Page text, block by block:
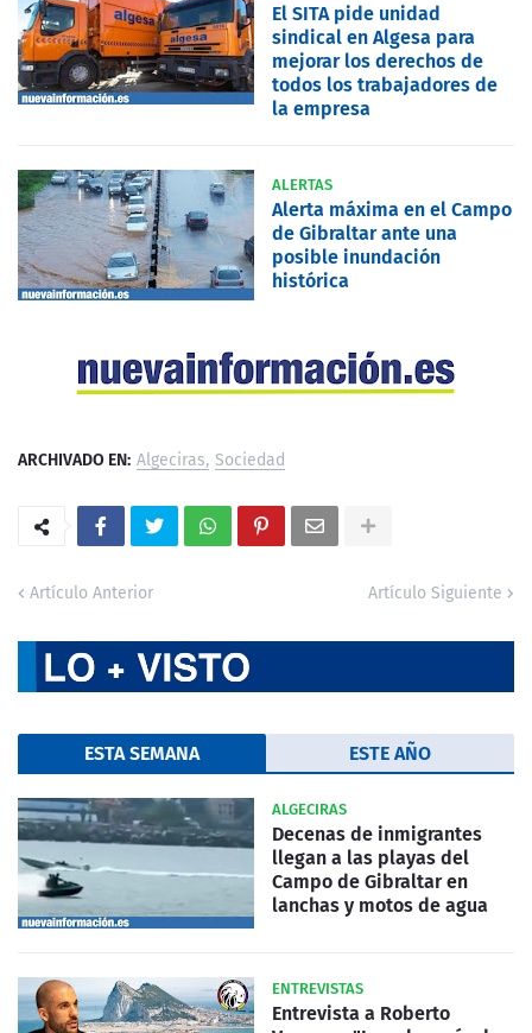
El SITA pide unidad
sindical en Algesa para
mejorar los derechos de
todos los trabajadores de
la empresa
ALERTAS
Alerta máxima en el Campo
de Gibraltar ante una
posible inundación
histórica
ARCHIVADO EN: Algeciras Sociedad
Artículo Anterior Artículo Siguiente
ESTA SEMANA ESTE AÑO
ALGECIRAS
Decenas de inmigrantes
llegan a las playas del
Campo de Gibraltar en
lanchas y motos de agua
ENTREVISTAS
Entrevista a Roberto